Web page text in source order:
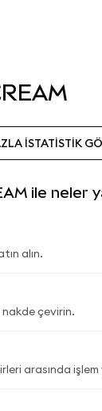
İSTATİSTİK
ile neler
alın.
nakde çevirin.
arasında işlem